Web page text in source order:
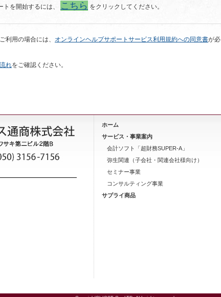
を開始するには、 こちら をクリックしてください。
利用の場合には、 オンラインヘルプサポートサービス利用規約への同意書が必
れをご確認ください。
ホーム
サービス・事業案内
会計ソフト「超財務SUPER-A」
弥生関連（子会社・関連会社様向け）
セミナー事業
コンサルティング事業
サプライ商品